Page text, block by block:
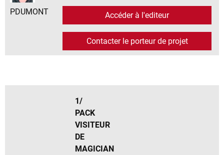
PDUMONT Accéder à l'editeur
Contacter le porteur de projet
1/
PACK
VISITEUR
DE
MAGICIAN